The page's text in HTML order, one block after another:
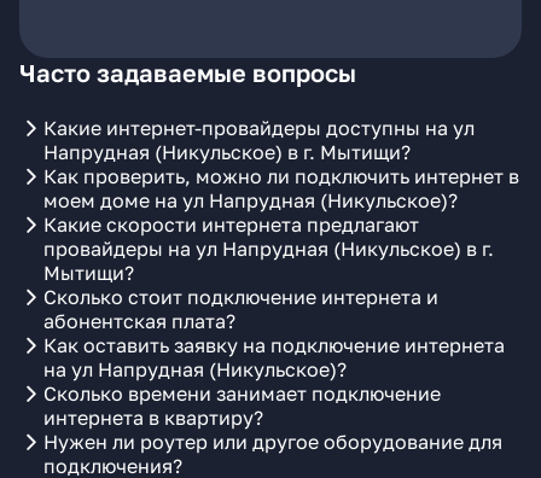
Часто задаваемые вопросы
Какие интернет-провайдеры доступны на ул
Напрудная (Никульское) в г. Мытищи?
Как проверить, можно ли подключить интернет в
моем доме на ул Напрудная (Никульское)?
Какие скорости интернета предлагают
провайдеры на ул Напрудная (Никульское) в г.
Мытищи?
Сколько стоит подключение интернета и
абонентская плата?
Как оставить заявку на подключение интернета
на ул Напрудная (Никульское)?
Сколько времени занимает подключение
интернета в квартиру?
Нужен ли роутер или другое оборудование для
подключения?